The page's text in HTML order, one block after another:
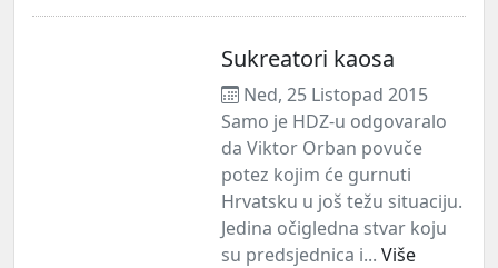
Sukreatori kaosa
Ned, 25 Listopad 2015
Samo je HDZ-u odgovaralo
da Viktor Orban povuče
potez kojim će gurnuti
Hrvatsku u još težu situaciju.
Jedina očigledna stvar koju
su predsjednica i... Više